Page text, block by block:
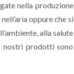
nella produzione
oppure che si
alla salute
nostri prodotti sono